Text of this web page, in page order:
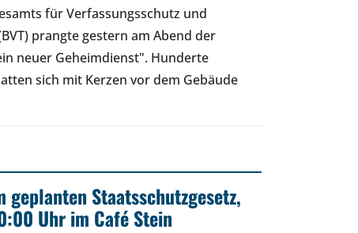
für Verfassungsschutz und
prangte gestern am Abend der
neuer Geheimdienst". Hunderte
sich mit Kerzen vor dem Gebäude
geplanten Staatsschutzgesetz,
Uhr im Café Stein